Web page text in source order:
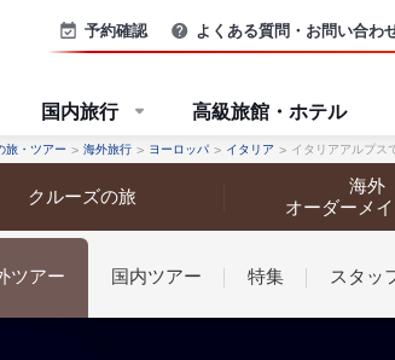
予約確認 よくある質問・お問い合わ
国内旅行 高級旅館・ホテル
旅・ツアー 海外旅行 ヨーロッパ イタリア イタリアアルプス
クルーズの旅
海外
オーダーメ
ツアー 国内ツアー 特集 スタッ
みなさまへ